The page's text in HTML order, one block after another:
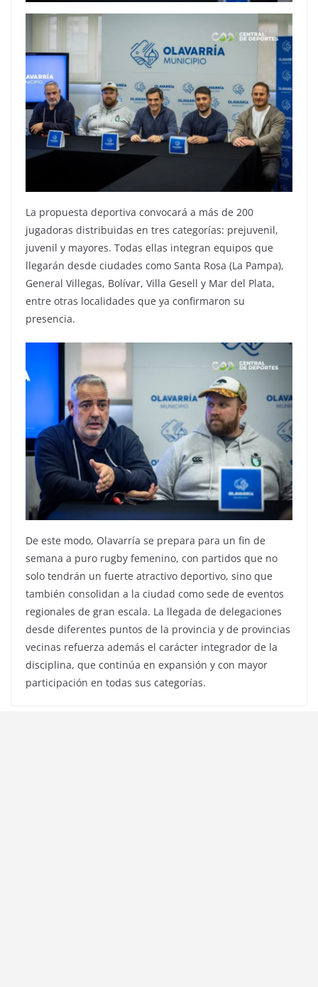
La propuesta deportiva convocará a más de 200
jugadoras distribuidas en tres categorías: prejuvenil,
juvenil y mayores. Todas ellas integran equipos que
llegarán desde ciudades como Santa Rosa (La Pampa),
General Villegas, Bolívar, Villa Gesell y Mar del Plata,
entre otras localidades que ya confirmaron su
presencia.
De este modo, Olavarría se prepara para un fin de
semana a puro rugby femenino, con partidos que no
solo tendrán un fuerte atractivo deportivo, sino que
también consolidan a la ciudad como sede de eventos
regionales de gran escala. La llegada de delegaciones
desde diferentes puntos de la provincia y de provincias
vecinas refuerza además el carácter integrador de la
disciplina, que continúa en expansión y con mayor
participación en todas sus categorías.